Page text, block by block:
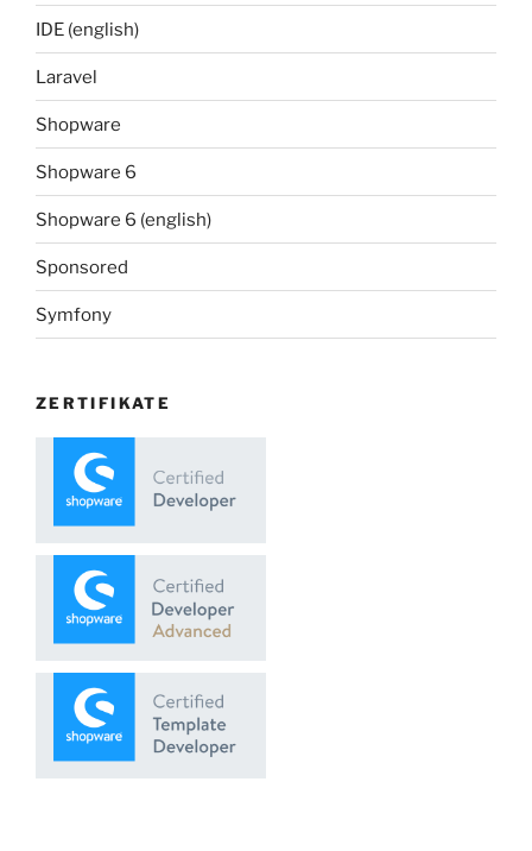
IDE (english)
Laravel
Shopware
Shopware 6
Shopware 6 (english)
Sponsored
Symfony
ZERTIFIKATE